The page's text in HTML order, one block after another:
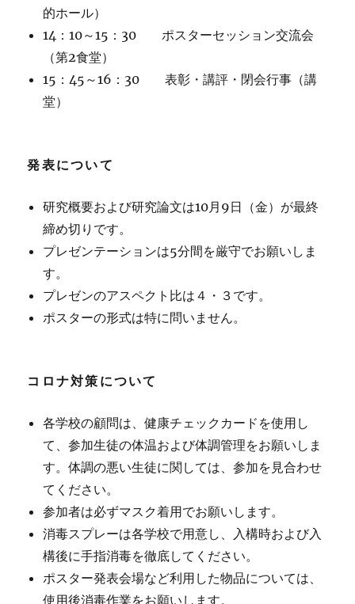
的ホール）
14：10～15：30 ポスターセッション交流会
（第2食堂）
15：45～16：30 表彰・講評・閉会行事（講
堂）
発表について
研究概要および研究論文は10月9日（金）が最終
締め切りです。
プレゼンテーションは5分間を厳守でお願いしま
す。
プレゼンのアスペクト比は４・３です。
ポスターの形式は特に問いません。
コロナ対策について
各学校の顧問は、健康チェックカードを使用し
て、参加生徒の体温および体調管理をお願いしま
す。体調の悪い生徒に関しては、参加を見合わせ
てください。
参加者は必ずマスク着用でお願いします。
消毒スプレーは各学校で用意し、入構時および入
構後に手指消毒を徹底してください。
ポスター発表会場など利用した物品については、
使用後消毒作業をお願いします。